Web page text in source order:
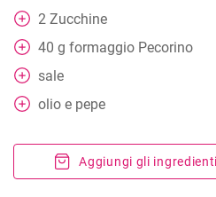
2 Zucchine
40 g formaggio Pecorino
sale
olio e pepe
Aggiungi gli